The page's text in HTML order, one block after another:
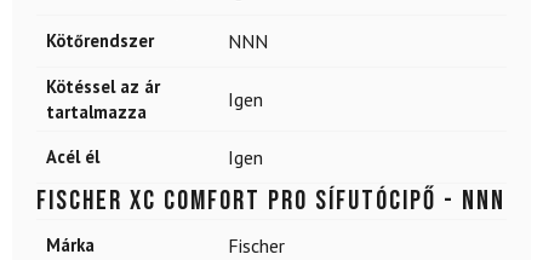
Kötőrendszer NNN
Kötéssel az ár
tartalmazza
Igen
Acél él Igen
FISCHER XC Comfort Pro sífutócipő - NNN
Márka Fischer